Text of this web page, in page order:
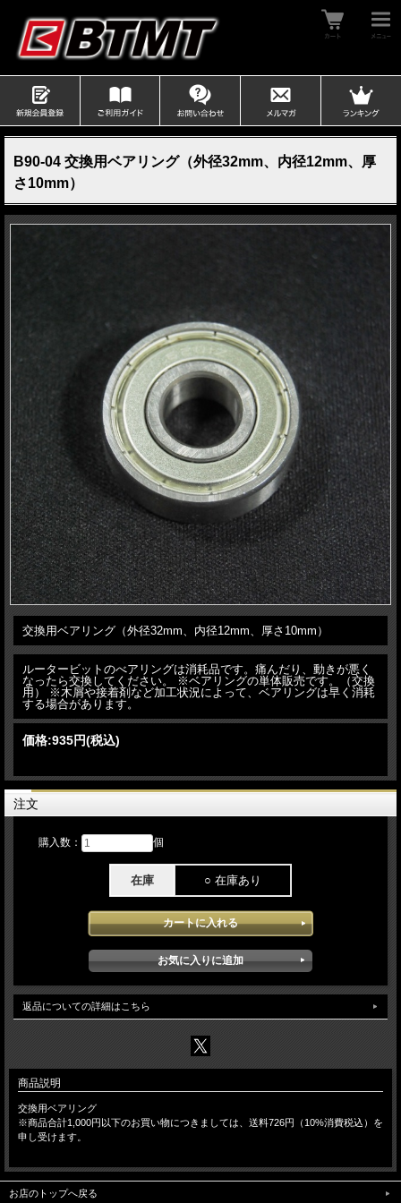
B90-04 交換用ベアリング（外径32mm、内径12mm、厚
さ10mm）
交換用ベアリング（外径32mm、内径12mm、厚さ10mm）
ルータービットのべアリングは消耗品です。痛んだり、動きが悪く
なったら交換してください。 ※ベアリングの単体販売です。（交換
用） ※木屑や接着剤など加工状況によって、ベアリングは早く消耗
する場合があります。
価格:935円(税込)
注文
購入数： 個
在庫 ○ 在庫あり
返品についての詳細はこちら
商品説明
交換用ベアリング
※商品合計1,000円以下のお買い物につきましては、送料726円（10%消費税込）を
申し受けます。
お店のトップへ戻る